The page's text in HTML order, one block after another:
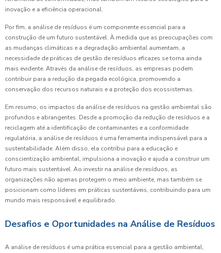
inovação e a eficiência operacional.
Por fim, a análise de resíduos é um componente essencial para a
construção de um futuro sustentável. À medida que as preocupações com
as mudanças climáticas e a degradação ambiental aumentam, a
necessidade de práticas de gestão de resíduos eficazes se torna ainda
mais evidente. Através da análise de resíduos, as empresas podem
contribuir para a redução da pegada ecológica, promovendo a
conservação dos recursos naturais e a proteção dos ecossistemas.
Em resumo, os impactos da análise de resíduos na gestão ambiental são
profundos e abrangentes. Desde a promoção da redução de resíduos e a
reciclagem até a identificação de contaminantes e a conformidade
regulatória, a análise de resíduos é uma ferramenta indispensável para a
sustentabilidade. Além disso, ela contribui para a educação e
conscientização ambiental, impulsiona a inovação e ajuda a construir um
futuro mais sustentável. Ao investir na análise de resíduos, as
organizações não apenas protegem o meio ambiente, mas também se
posicionam como líderes em práticas sustentáveis, contribuindo para um
mundo mais responsável e equilibrado.
Desafios e Oportunidades na Análise de Resíduos
A análise de resíduos é uma prática essencial para a gestão ambiental,